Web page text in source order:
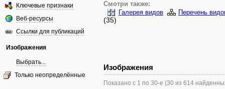
Ключевые признаки
Веб-ресурсы
Ссылки для публикаций
Изображения
Выбрать...
Только неопределённые
Смотри также:
Галерея видов
Перечень
(35)
Изображения
Показано с 1 по 30-е (30 из 614